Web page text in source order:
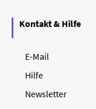
Kontakt & Hilfe
E-Mail
Hilfe
Newsletter